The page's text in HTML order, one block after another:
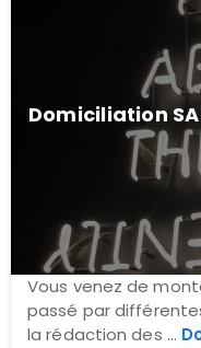
Domiciliation
Vous venez de
passé par
la rédaction des ...